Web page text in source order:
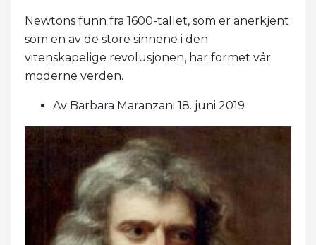
Newtons funn fra 1600-tallet, som er anerkjent
som en av de store sinnene i den
vitenskapelige revolusjonen, har formet vår
moderne verden.
Av Barbara Maranzani 18. juni 2019